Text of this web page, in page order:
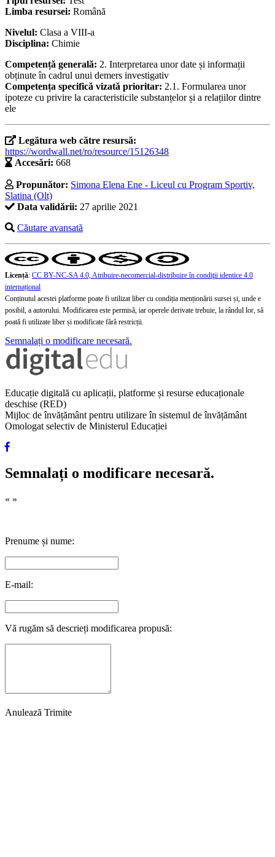
Limba resursei: Română
Nivelul: Clasa a VIII-a
Disciplina: Chimie
Competență generală: 2. Interpretarea unor date și informații
obținute în cadrul unui demers investigativ
Competența specifică vizată prioritar: 2.1. Formularea unor
ipoteze cu privire la caracteristicile substanțelor și a relațiilor dintre
ele
Legătura web către resursă:
https://wordwall.net/ro/resource/15126348
Accesări: 668
Propunător: Simona Elena Ene - Liceul cu Program Sportiv,
Slatina (Olt)
Data validării: 27 aprilie 2021
Căutare avansată
Licență: CC BY-NC-SA 4.0, Atribuire-necomercial-distribuire în condiţii identice 4.0
internațional
Conținutul acestei platforme poate fi utilizat liber cu condiția menționării sursei și, unde e
posibil, a autorului. Modificarea este permisă, iar operele derivate trebuie, la rândul lor, să
poată fi utilizate liber și modificate fără restricții.
Semnalați o modificare necesară.
Educație digitală cu aplicații, platforme și resurse educaționale
deschise (RED)
Mijloc de învățământ pentru utilizare în sistemul de învățământ
Omologat selectiv de Ministerul Educației
Semnalați o modificare necesară.
« »
Prenume și nume:
E-mail:
Vă rugăm să descrieți modificarea propusă:
Anulează Trimite